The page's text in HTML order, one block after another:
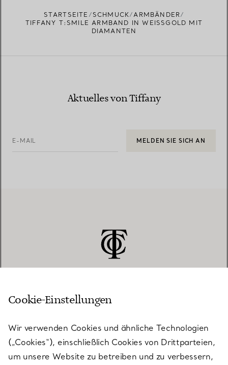
STARTSEITE SCHMUCK
ARMBÄNDER
TIFFANY T:SMILE ARMBAND IN WEISSGOLD MIT D
IAMANTEN
Aktuelles von Tiffany
E-MAIL MELDEN SIE SICH AN
KUNDENSERVICE
SERVICES
Cookie-Einstellungen
Wir verwenden Cookies und ähnliche Technologien
(„Cookies“), einschließlich Cookies von Drittparteien,
um unsere Website zu betreiben und zu verbessern,